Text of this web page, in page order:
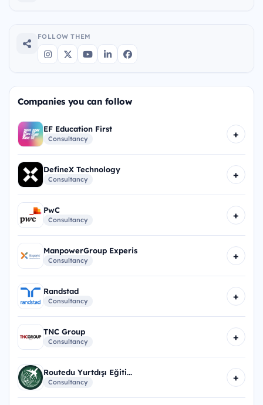
FOLLOW THEM
Companies you can follow
EF Education First
Consultancy +
DefineX Technology
Consultancy +
PwC
Consultancy +
ManpowerGroup Experis
Consultancy +
Randstad
Consultancy +
TNC Group
Consultancy +
Routedu Yurtdışı Eğiti...
Consultancy +